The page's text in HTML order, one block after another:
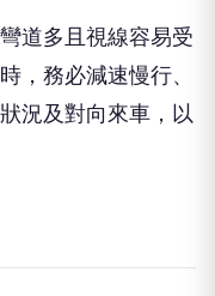
測繪及相關蒐證作
速及肇事原因，以
道多且視線容易受